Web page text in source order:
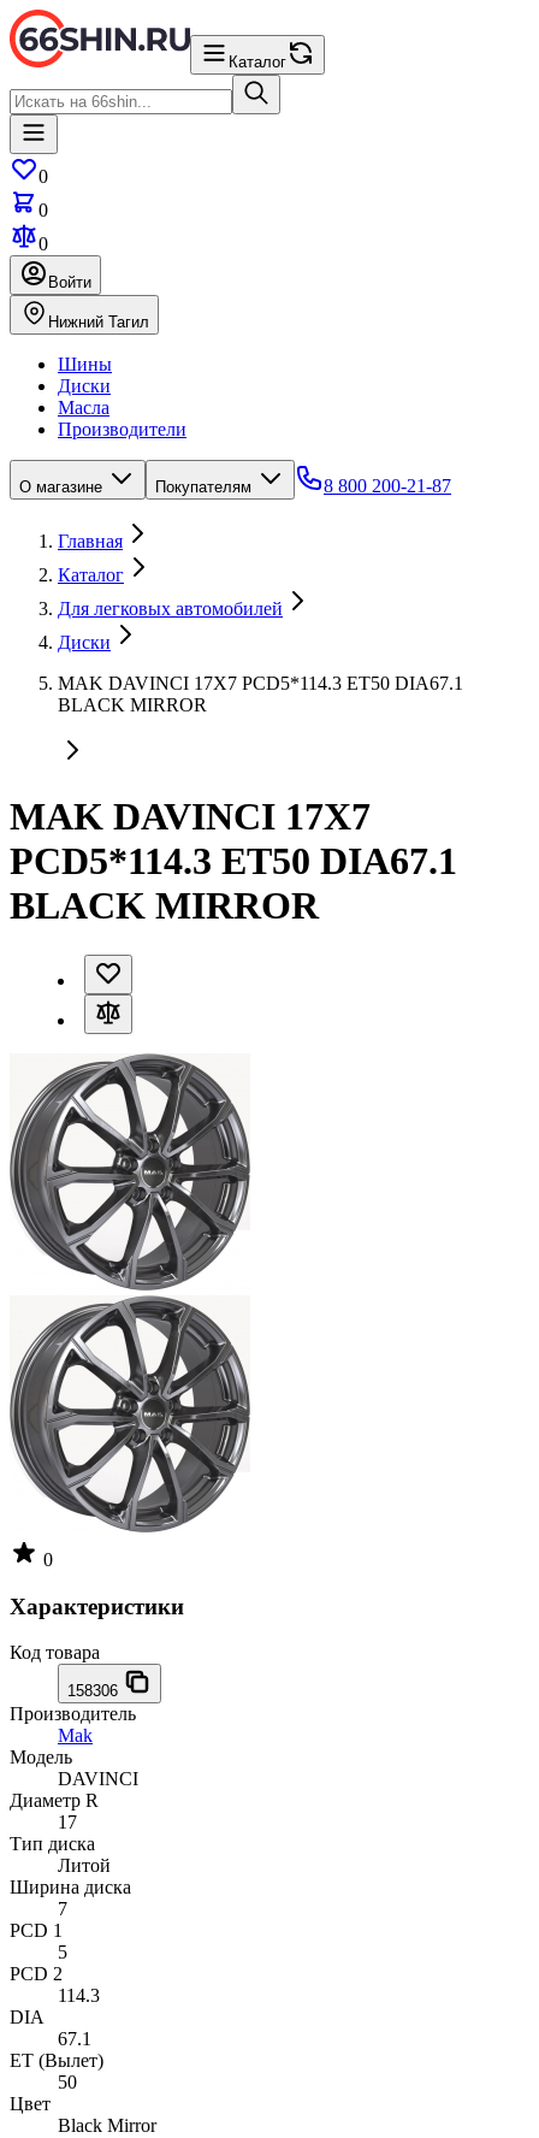
Каталог
0
0
0
Войти
Нижний Тагил
Шины
Диски
Масла
Производители
О магазине Покупателям 8 800 200-21-87
Главная
Каталог
Для легковых автомобилей
Диски
MAK DAVINCI 17X7 PCD5*114.3 ET50 DIA67.1
BLACK MIRROR
MAK DAVINCI 17X7
PCD5*114.3 ET50 DIA67.1
BLACK MIRROR
0
Характеристики
Код товара
158306
Производитель
Mak
Модель
DAVINCI
Диаметр R
17
Тип диска
Литой
Ширина диска
7
PCD 1
5
PCD 2
114.3
DIA
67.1
ET (Вылет)
50
Цвет
Black Mirror